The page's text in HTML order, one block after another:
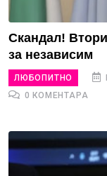
Скандал!
за независим
ЛЮБОПИТНО
0 КОМЕНТАРА